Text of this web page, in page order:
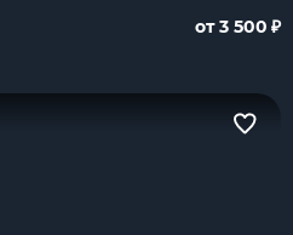
от 3 500 ₽